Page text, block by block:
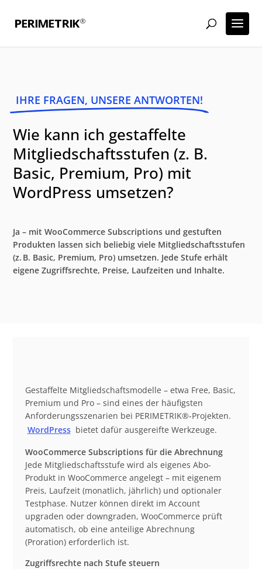
IHRE FRAGEN, UNSERE ANTWORTEN!
Wie kann ich gestaffelte
Mitgliedschaftsstufen (z. B.
Basic, Premium, Pro) mit
WordPress umsetzen?
Ja – mit WooCommerce Subscriptions und gestuften
Produkten lassen sich beliebig viele Mitgliedschaftsstufen
(z. B. Basic, Premium, Pro) umsetzen. Jede Stufe erhält
eigene Zugriffsrechte, Preise, Laufzeiten und Inhalte.
Gestaffelte Mitgliedschaftsmodelle – etwa Free, Basic,
Premium und Pro – sind eines der häufigsten
Anforderungsszenarien bei PERIMETRIK®-Projekten.
WordPress bietet dafür ausgereifte Werkzeuge.
WooCommerce Subscriptions für die Abrechnung
Jede Mitgliedschaftsstufe wird als eigenes Abo-
Produkt in WooCommerce angelegt – mit eigenem
Preis, Laufzeit (monatlich, jährlich) und optionaler
Testphase. Nutzer können direkt im Account
upgraden oder downgraden, WooCommerce prüft
automatisch, ob eine anteilige Abrechnung
(Proration) erforderlich ist.
Zugriffsrechte nach Stufe steuern